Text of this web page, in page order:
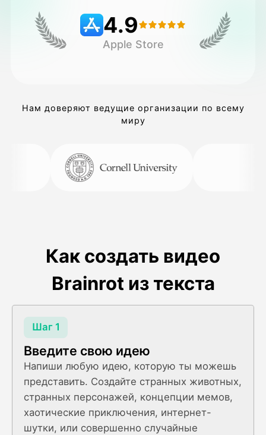
4.9
Apple Store
Нам доверяют ведущие организации по всему
миру
Как создать видео
Brainrot из текста
Шаг 1
Введите свою идею
Напиши любую идею, которую ты можешь
представить. Создайте странных животных,
странных персонажей, концепции мемов,
хаотические приключения, интернет-
шутки, или совершенно случайные